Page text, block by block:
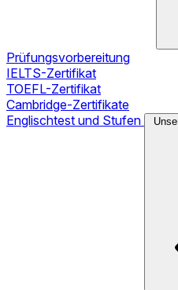
Prüfungsvorbereitung
IELTS-Zertifikat
TOEFL-Zertifikat
Cambridge-Zertifikate
Englischtest und Stufen